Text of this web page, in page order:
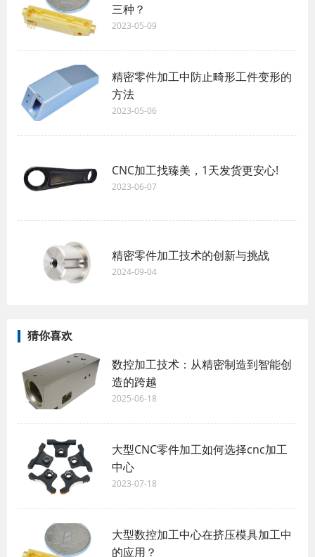
三种？
2023-05-09
精密零件加工中防止畸形工件变形的
方法
2023-05-06
CNC加工找臻美，1天发货更安心!
2023-06-07
精密零件加工技术的创新与挑战
2024-09-04
猜你喜欢
数控加工技术：从精密制造到智能创
造的跨越
2025-06-18
大型CNC零件加工如何选择cnc加工
中心
2023-07-18
大型数控加工中心在挤压模具加工中
的应用？